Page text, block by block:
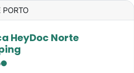
PORTO
HeyDoc Norte